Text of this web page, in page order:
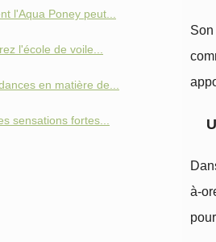
à-
l'Aqua Poney peut...
l'école de voile...
en matière de...
sensations fortes...